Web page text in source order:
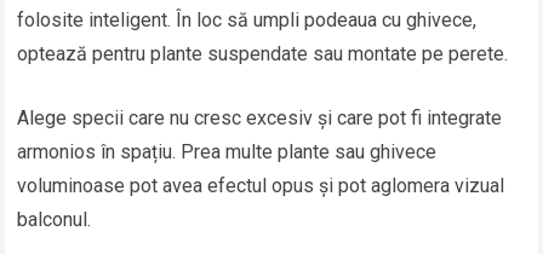
folosite inteligent. În loc să umpli podeaua cu ghivece,
optează pentru plante suspendate sau montate pe perete.
Alege specii care nu cresc excesiv și care pot fi integrate
armonios în spațiu. Prea multe plante sau ghivece
voluminoase pot avea efectul opus și pot aglomera vizual
balconul.